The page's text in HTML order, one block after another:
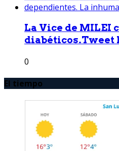
La Vice de MILEI
diabéticos.Tweet
0
El tiempo